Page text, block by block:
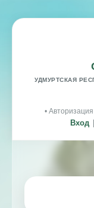
УДМУРТСКАЯ
•
Вход